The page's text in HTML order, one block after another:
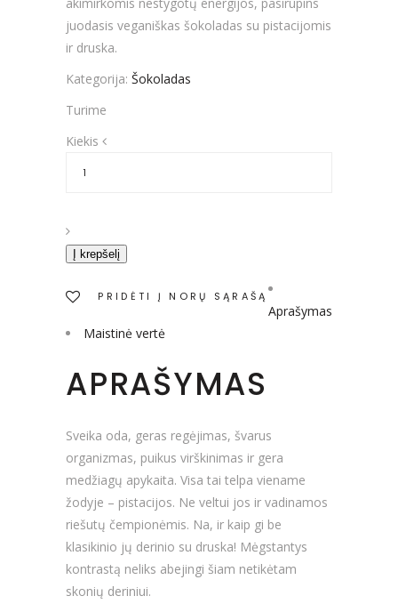
juodasis veganiškas šokoladas su pistacijomis
ir druska.
Kategorija: Šokoladas
Turime
Kiekis
Kiekis
Į krepšelį
PRIDĖTI Į NORŲ SĄRAŠĄ
Aprašymas
Maistinė vertė
APRAŠYMAS
Sveika oda, geras regėjimas, švarus
organizmas, puikus virškinimas ir gera
medžiagų apykaita. Visa tai telpa viename
žodyje – pistacijos. Ne veltui jos ir vadinamos
riešutų čempionėmis. Na, ir kaip gi be
klasikinio jų derinio su druska! Mėgstantys
kontrastą neliks abejingi šiam netikėtam
skonių deriniui.